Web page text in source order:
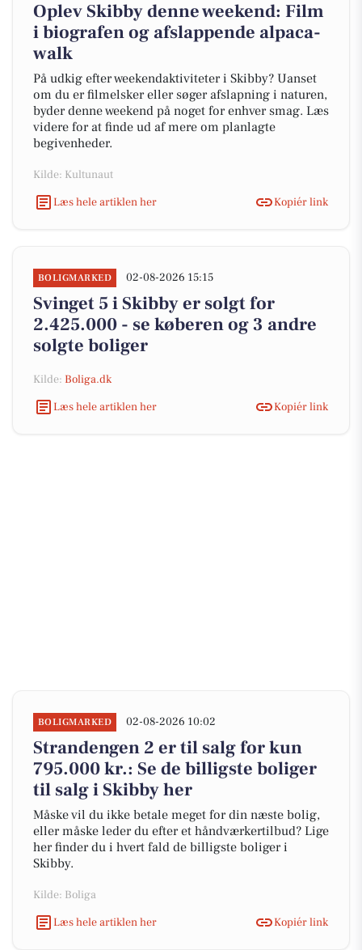
Oplev Skibby denne weekend: Film
i biografen og afslappende alpaca-
walk
På udkig efter weekendaktiviteter i Skibby? Uanset
om du er filmelsker eller søger afslapning i naturen,
byder denne weekend på noget for enhver smag. Læs
videre for at finde ud af mere om planlagte
begivenheder.
Kilde: Kultunaut
Læs hele artiklen her
Kopiér link
BOLIGMARKED 02-08-2026 15:15
Svinget 5 i Skibby er solgt for
2.425.000 - se køberen og 3 andre
solgte boliger
Kilde: Boliga.dk
Læs hele artiklen her
Kopiér link
BOLIGMARKED 02-08-2026 10:02
Strandengen 2 er til salg for kun
795.000 kr.: Se de billigste boliger
til salg i Skibby her
Måske vil du ikke betale meget for din næste bolig,
eller måske leder du efter et håndværkertilbud? Lige
her finder du i hvert fald de billigste boliger i
Skibby.
Kilde: Boliga
Læs hele artiklen her
Kopiér link